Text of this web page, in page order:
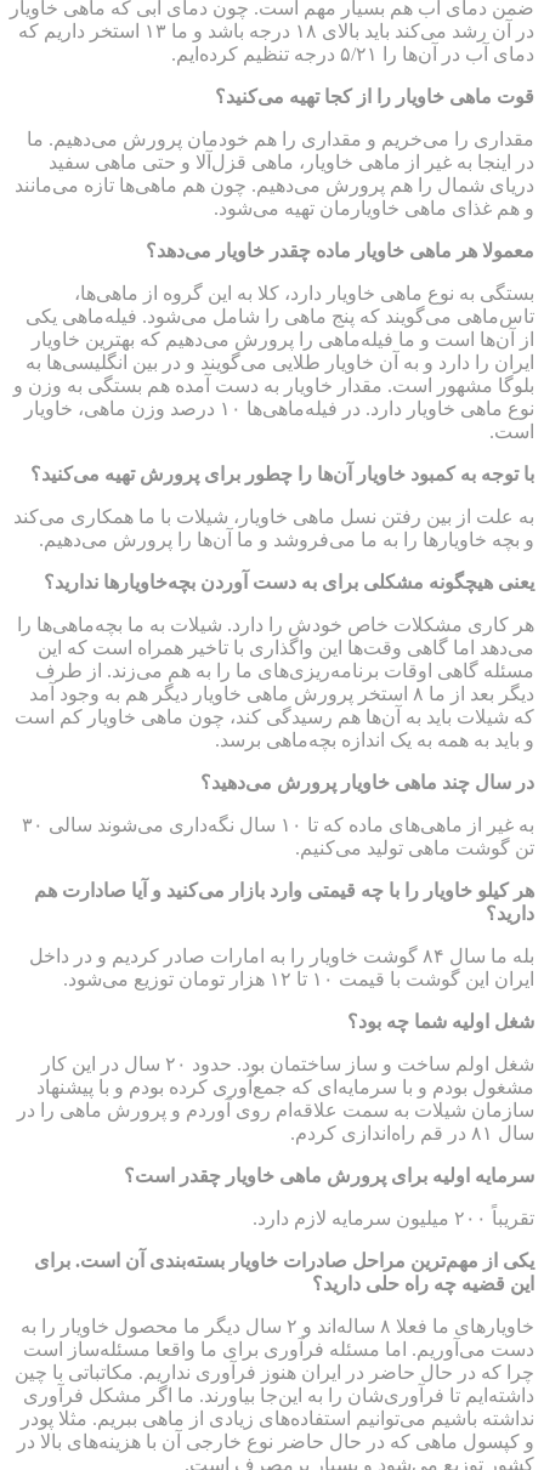
ضمن دمای آب هم بسیار مهم است. چون دمای آبی که ماهی خاویار
در آن رشد می‌کند باید بالای ۱۸ درجه باشد و ما ۱۳ استخر داریم که
دمای آب در آن‌ها را ۵/۲۱ درجه تنظیم کرده‌ایم.
قوت ماهی‌ خاویار را از کجا تهیه می‌کنید؟
مقداری را می‌خریم و مقداری را هم خودمان پرورش می‌دهیم. ما
در اینجا به غیر از ماهی خاویار، ماهی قزل‌آلا و حتی ماهی سفید
دریای شمال را هم پرورش می‌دهیم. چون هم ماهی‌ها تازه می‌مانند
و هم غذای ماهی خاویارمان تهیه می‌شود.
معمولا هر ماهی خاویار ماده چقدر خاویار می‌دهد؟
بستگی به نوع ماهی خاویار دارد، کلا به این گروه از ماهی‌ها،
تاس‌ماهی می‌گویند که پنج ماهی را شامل می‌شود. فیله‌ماهی یکی
از آن‌ها است و ما فیله‌ماهی را پرورش می‌دهیم که بهترین خاویار
ایران را دارد و به آن خاویار طلایی می‌گویند و در بین انگلیسی‌ها به
بلوگا مشهور است. مقدار خاویار به دست آمده هم بستگی به وزن و
نوع ماهی خاویار دارد. در فیله‌ماهی‌ها ۱۰ درصد وزن ماهی، خاویار
است.
با توجه به کمبود خاویار آن‌ها را چطور برای پرورش تهیه می‌کنید؟
به علت از بین رفتن نسل ماهی خاویار، شیلات با ما همکاری می‌کند
و بچه خاویارها را به ما می‌فروشد و ما آن‌ها را پرورش می‌دهیم.
یعنی هیچگونه مشکلی برای به دست آوردن بچه‌‌خاویارها ندارید؟
هر کاری مشکلات خاص خودش را دارد. شیلات به ما بچه‌ماهی‌ها را
می‌دهد اما گاهی وقت‌ها این واگذاری با تاخیر همراه است که این
مسئله گاهی اوقات برنامه‌ریزی‌های ما را به هم می‌زند. از طرف
دیگر بعد از ما ۸ استخر پرورش ماهی خاویار دیگر هم به وجود آمد
که شیلات باید به آن‌ها هم رسیدگی کند، چون ماهی خاویار کم است
و باید به همه به یک اندازه بچه‌ماهی برسد.
در سال چند ماهی خاویار پرورش می‌دهید؟
به غیر از ماهی‌های ماده که تا ۱۰ سال نگه‌داری می‌شوند سالی ۳۰
تن گوشت ماهی تولید می‌کنیم.
هر کیلو خاویار را با چه قیمتی وارد بازار می‌کنید و آیا صادارت هم
دارید؟
بله ما سال ۸۴ گوشت خاویار را به امارات صادر کردیم و در داخل
ایران این گوشت با قیمت ۱۰ تا ۱۲ هزار تومان توزیع می‌شود.
شغل اولیه شما چه بود؟
شغل اولم ساخت و ساز ساختمان بود. حدود ۲۰ سال در این کار
مشغول بودم و با سرمایه‌ای که جمع‌آوری کرده بودم و با پیشنهاد
سازمان شیلات به سمت علاقه‌ام روی آوردم و پرورش ماهی را در
سال ۸۱ در قم راه‌اندازی کردم.
سرمایه اولیه برای پرورش ماهی خاویار چقدر است؟
تقریباً ۲۰۰ میلیون سرمایه لازم دارد.
یکی از مهم‌ترین مراحل صادرات خاویار بسته‌بندی آن است. برای
این قضیه چه راه حلی دارید؟
خاویارهای ما فعلا ۸ ساله‌اند و ۲ سال دیگر ما محصول خاویار را به
دست می‌آوریم. اما مسئله فرآوری برای ما واقعا مسئله‌ساز است
چرا که در حال حاضر در ایران هنوز فرآوری‌ نداریم. مکاتباتی با چین
داشته‌ایم تا فرآوری‌شان را به این‌جا بیاورند. ما اگر مشکل فرآوری
نداشته باشیم می‌توانیم استفاده‌های زیادی از ماهی ببریم. مثلا پودر
و کپسول‌ ماهی که در حال حاضر نوع خارجی آن با هزینه‌‌های بالا در
کشور توزیع می‌شود و بسیار پرمصرف است.